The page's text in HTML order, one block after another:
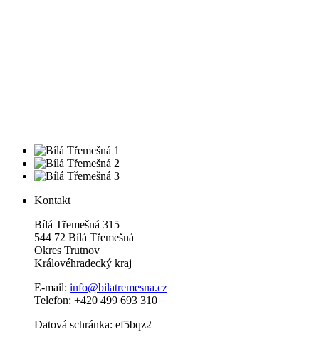
Kontakt
Bílá Třemešná 315
544 72 Bílá Třemešná
Okres Trutnov
Královéhradecký kraj
E-mail: info@bilatremesna.cz
Telefon: +420 499 693 310
Datová schránka: ef5bqz2